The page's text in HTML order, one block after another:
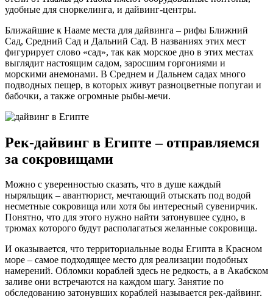
удобные для сноркелинга, и дайвинг-центры.
Ближайшие к Нааме места для дайвинга – рифы Ближний
Сад, Средний Сад и Дальний Сад. В названиях этих мест
фигурирует слово «сад», так как морское дно в этих местах
выглядит настоящим садом, заросшим горгониями и
морскими анемонами. В Среднем и Дальнем садах много
подводных пещер, в которых живут разноцветные попугаи и
бабочки, а также огромные рыбы-мечи.
Рек-дайвинг в Египте – отправляемся
за сокровищами
Можно с уверенностью сказать, что в душе каждый
ныряльщик – авантюрист, мечтающий отыскать под водой
несметные сокровища или хотя бы интересный сувенирчик.
Понятно, что для этого нужно найти затонувшее судно, в
трюмах которого будут располагаться желанные сокровища.
И оказывается, что территориальные воды Египта в Красном
море – самое подходящее место для реализации подобных
намерений. Обломки кораблей здесь не редкость, а в Акабском
заливе они встречаются на каждом шагу. Занятие по
обследованию затонувших кораблей называется рек-дайвинг.